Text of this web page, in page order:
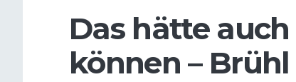
Das hätte
können – Brühl